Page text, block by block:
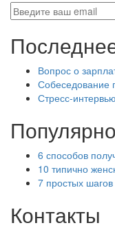
Вопрос о
Собеседование
Стресс-интервью
6 способов
10 типично
7 простых шагов
Контакты